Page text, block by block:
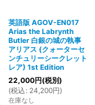
英語版 AGOV-EN017
Arias the Labrynth
Butler 白銀の城の執事
アリアス (クォーターセ
ンチュリーシークレット
レア) 1st Edition
22,000円(税別)
(税込 : 24,200円)
在庫なし